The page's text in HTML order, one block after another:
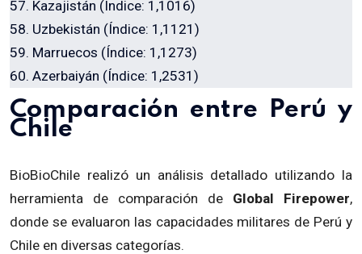
57. Kazajistán (Índice: 1,1016)
58. Uzbekistán (Índice: 1,1121)
59. Marruecos (Índice: 1,1273)
60. Azerbaiyán (Índice: 1,2531)
Comparación entre Perú y
Chile
BioBioChile realizó un análisis detallado utilizando la
herramienta de comparación de Global Firepower,
donde se evaluaron las capacidades militares de Perú y
Chile en diversas categorías.